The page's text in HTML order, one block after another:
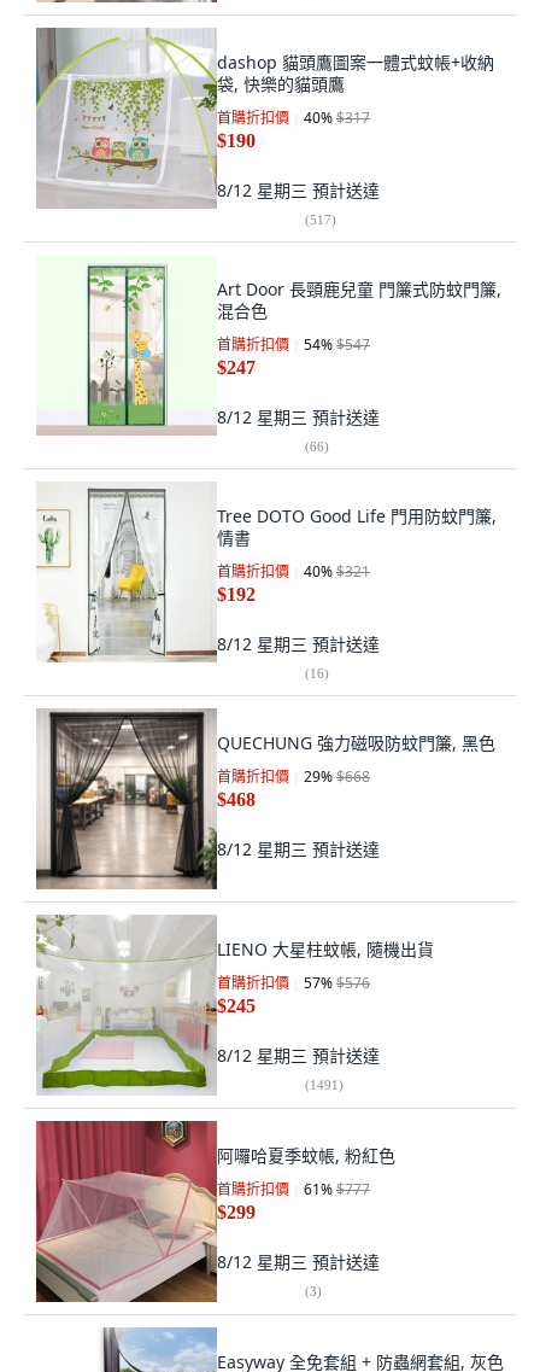
dashop 貓頭鷹圖案一體式蚊帳+收納
袋, 快樂的貓頭鷹
首購折扣價 40%$317
$190
8/12 星期三 預計送達
(517)
Art Door 長頸鹿兒童 門簾式防蚊門簾,
混合色
首購折扣價 54%$547
$247
8/12 星期三 預計送達
(66)
Tree DOTO Good Life 門用防蚊門簾,
情書
首購折扣價 40%$321
$192
8/12 星期三 預計送達
(16)
QUECHUNG 強力磁吸防蚊門簾, 黑色
首購折扣價 29%$668
$468
8/12 星期三 預計送達
LIENO 大星柱蚊帳, 隨機出貨
首購折扣價 57%$576
$245
8/12 星期三 預計送達
(1491)
阿囉哈夏季蚊帳, 粉紅色
首購折扣價 61%$777
$299
8/12 星期三 預計送達
(3)
Easyway 全免套組 + 防蟲網套組, 灰色